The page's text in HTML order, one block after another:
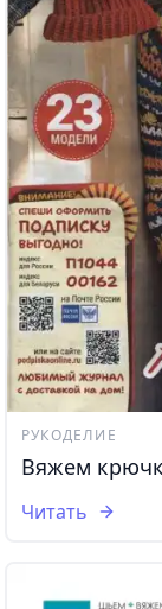
РУКОДЕЛИЕ
Вяжем
Читать